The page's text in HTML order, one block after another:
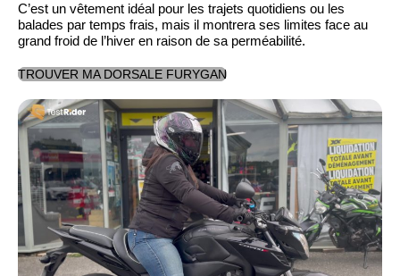
C’est un vêtement idéal pour les trajets quotidiens ou les
balades par temps frais, mais il montrera ses limites face au
grand froid de l’hiver en raison de sa perméabilité.
TROUVER MA DORSALE FURYGAN